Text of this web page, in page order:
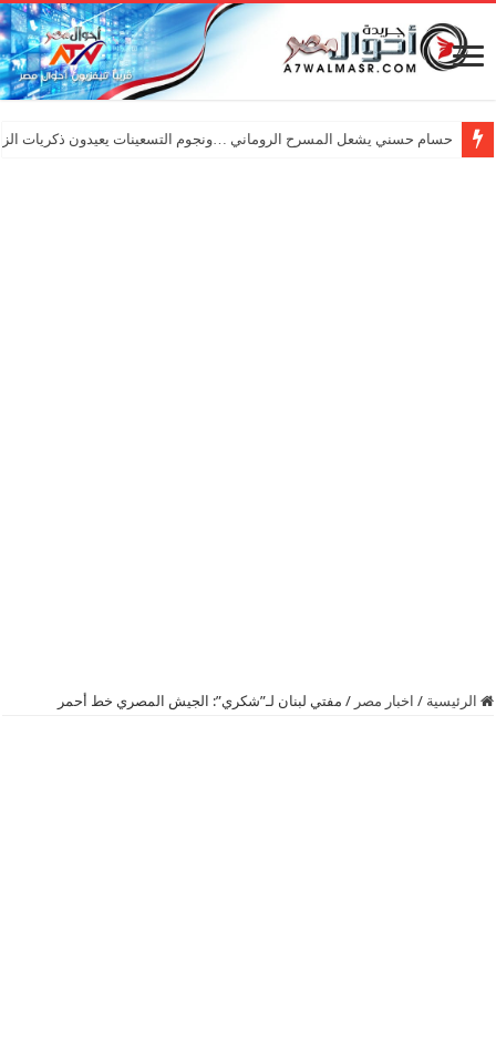
حسام حسني يشعل المسرح الروماني …ونجوم التسعينات يعيدون ذكريات
الرئيسية / اخبار مصر / مفتي لبنان لـ”شكري”: الجيش المصري خط أحمر